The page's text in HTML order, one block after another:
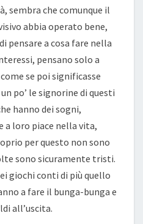
sembra che comunque il
abbia operato bene,
pensare a cosa fare nella
pensano solo a
se poi significasse
po’ le signorine di questi
hanno dei sogni,
a loro piace nella vita,
per questo non sono
sono sicuramente tristi.
giochi conti di più quello
a fare il bunga-bunga e
all’uscita.